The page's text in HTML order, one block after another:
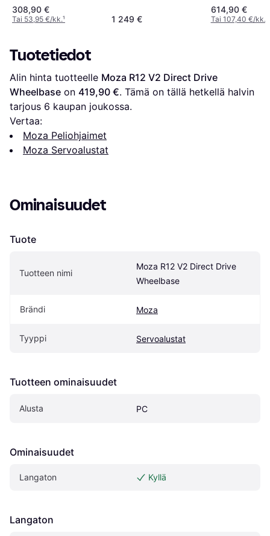
308,90 €
Tai 53,95 €/kk.¹ 1 249 €
614,90 €
Tai 107,40 €/kk.
Tuotetiedot
Alin hinta tuotteelle Moza R12 V2 Direct Drive
Wheelbase on 419,90 €. Tämä on tällä hetkellä halvin
tarjous 6 kaupan joukossa.
Vertaa:
Moza Peliohjaimet
Moza Servoalustat
Ominaisuudet
Tuote
Tuotteen nimi
Moza R12 V2 Direct Drive
Wheelbase
Brändi Moza
Tyyppi Servoalustat
Tuotteen ominaisuudet
Alusta PC
Ominaisuudet
Langaton Kyllä
Langaton